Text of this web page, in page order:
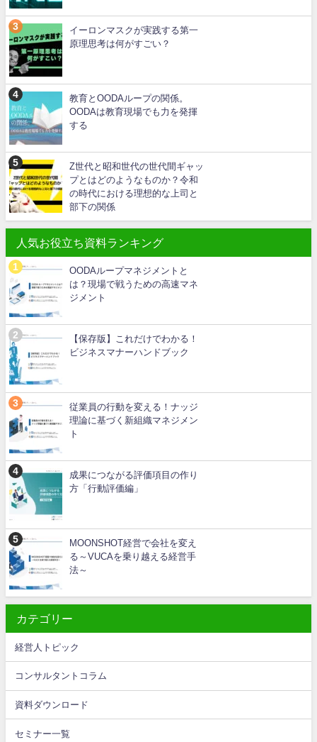
イーロンマスクが実践する第一
原理思考は何がすごい？
教育とOODAループの関係。
OODAは教育現場でも力を発揮
する
Z世代と昭和世代の世代間ギャッ
プとはどのようなものか？令和
の時代における理想的な上司と
部下の関係
人気お役立ち資料ランキング
OODAループマネジメントと
は？現場で戦うための高速マネ
ジメント
【保存版】これだけでわかる！
ビジネスマナーハンドブック
従業員の行動を変える！ナッジ
理論に基づく新組織マネジメン
ト
成果につながる評価項目の作り
方「行動評価編」
MOONSHOT経営で会社を変え
る～VUCAを乗り越える経営手
法～
カテゴリー
経営人トピック
コンサルタントコラム
資料ダウンロード
セミナー一覧